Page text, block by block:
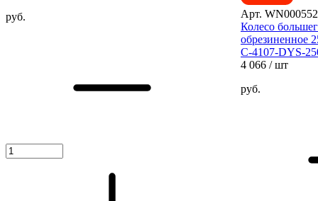
руб.
Арт.
Колесо
обрезиненное
С-4107-DYS-
4 066 / шт
руб.